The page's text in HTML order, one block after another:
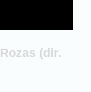
(dir.